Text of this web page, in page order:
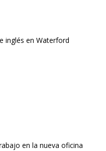
inglés en Waterford
en la nueva oficina